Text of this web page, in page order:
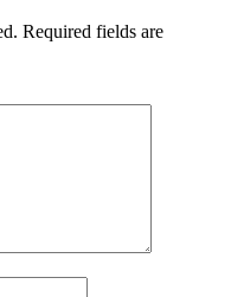
Required fields are